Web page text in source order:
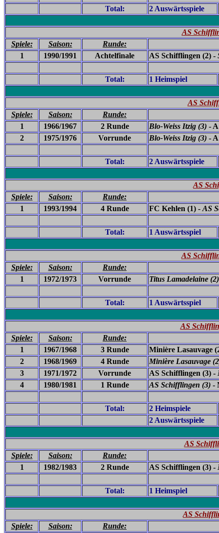
Total: 2 Auswärtsspiele
AS
Spiele:
Saison:
Runde:
1
1990/1991 Achtelfinale AS Schifflingen (2) -
Total: 1 Heimspiel
AS
Spiele:
Saison:
Runde:
1
1966/1967 2 Runde Blo-Weiss Itzig (3) -
2
1975/1976 Vorrunde Blo-Weiss Itzig (3) -
Total: 2 Auswärtsspiele
AS
Spiele:
Saison:
Runde:
1
1993/1994 4 Runde FC Kehlen (1) - AS
Total: 1 Auswärtsspiel
AS
Spiele:
Saison:
Runde:
1
1972/1973 Vorrunde Titus Lamadelaine (2)
Total: 1 Auswärtsspiel
AS
Spiele:
Saison:
Runde:
1
1967/1968 3 Runde
Minière Lasauvage
2
1968/1969 4 Runde
Minière Lasauvage
3
1971/1972 Vorrunde AS Schifflingen (3) -
4
1980/1981 1 Runde AS Schifflingen (3) -
Total:
2 Heimspiele
2 Auswärtsspiele
AS
Spiele:
Saison:
Runde:
1
1982/1983 2 Runde AS Schifflingen (3) -
Total: 1 Heimspiel
AS
Spiele:
Saison:
Runde: